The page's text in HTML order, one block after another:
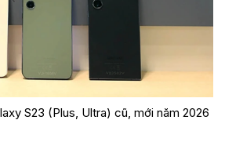
S23 (Plus, Ultra) cũ, mới năm 2026